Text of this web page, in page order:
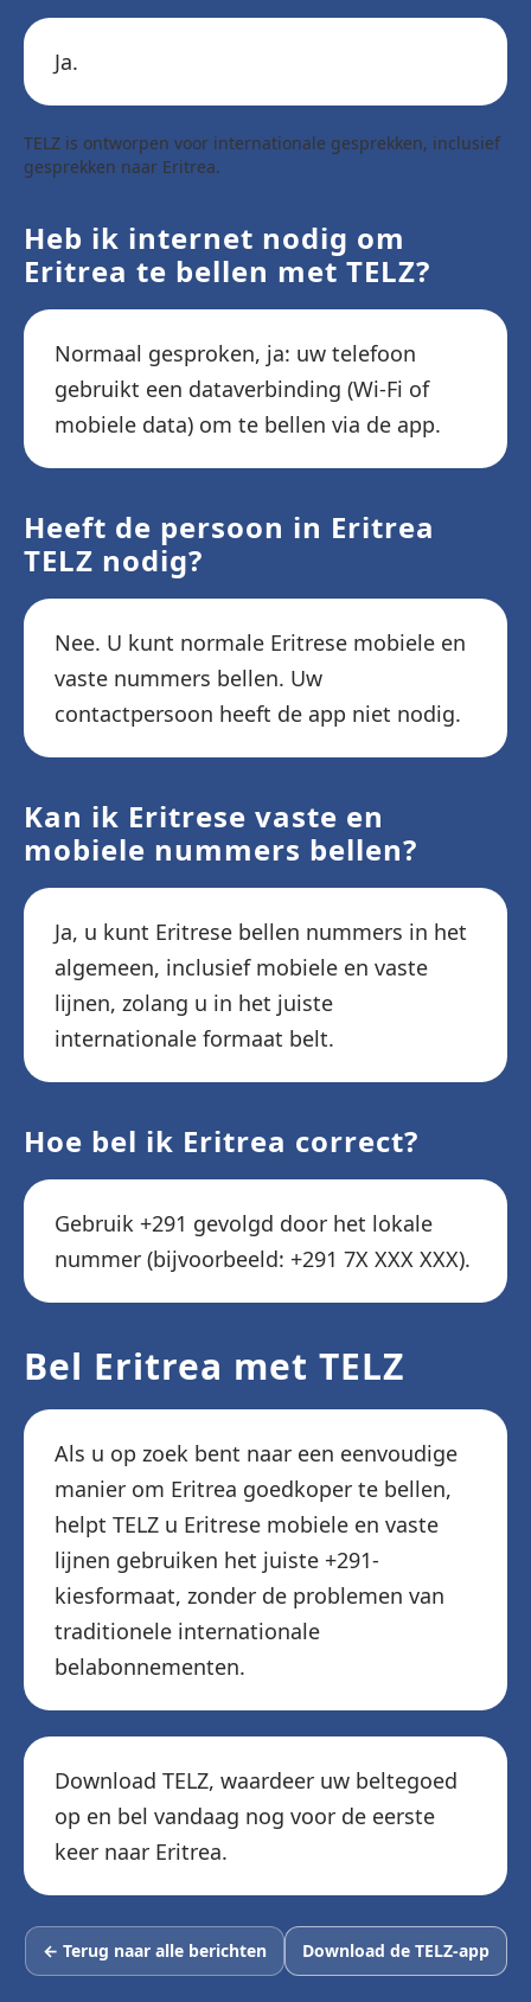
Ja.
TELZ is ontworpen voor internationale gesprekken, inclusief
gesprekken naar Eritrea.
Heb ik internet nodig om
Eritrea te bellen met TELZ?
Normaal gesproken, ja: uw telefoon
gebruikt een dataverbinding (Wi-Fi of
mobiele data) om te bellen via de app.
Heeft de persoon in Eritrea
TELZ nodig?
Nee. U kunt normale Eritrese mobiele en
vaste nummers bellen. Uw
contactpersoon heeft de app niet nodig.
Kan ik Eritrese vaste en
mobiele nummers bellen?
Ja, u kunt Eritrese bellen nummers in het
algemeen, inclusief mobiele en vaste
lijnen, zolang u in het juiste
internationale formaat belt.
Hoe bel ik Eritrea correct?
Gebruik +291 gevolgd door het lokale
nummer (bijvoorbeeld: +291 7X XXX XXX).
Bel Eritrea met TELZ
Als u op zoek bent naar een eenvoudige
manier om Eritrea goedkoper te bellen,
helpt TELZ u Eritrese mobiele en vaste
lijnen gebruiken het juiste +291-
kiesformaat, zonder de problemen van
traditionele internationale
belabonnementen.
Download TELZ, waardeer uw beltegoed
op en bel vandaag nog voor de eerste
keer naar Eritrea.
← Terug naar alle berichten Download de TELZ-app